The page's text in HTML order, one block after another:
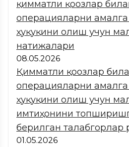
қимматли қоғозлар
операцияларни
ҳуқуқини олиш учун
натижалари
08.05.2026
Қимматли қоғозлар
операцияларни
ҳуқуқини олиш учун
имтиҳонини
берилган талабгорлар
01.05.2026